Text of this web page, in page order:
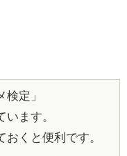
検定」
ます。
くと便利です。